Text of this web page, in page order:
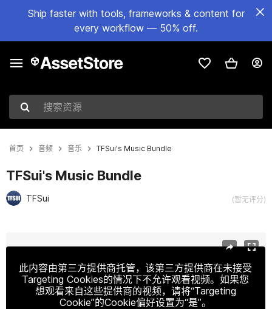
Ship faster with tools, frameworks & content for
every workflow — 50% off.
搜索资源
首页 音频 音乐 TFSui's Music Bundle
TFSui's Music Bundle
TFSui (暂无评分)
此内容由第三方提供商托管，该第三方提供商在未接受
Targeting Cookies的情况下不允许观看视频。如果您
想观看来自这些提供商的视频，请将“Targeting
Cookie”的Cookie偏好设置为“是”。